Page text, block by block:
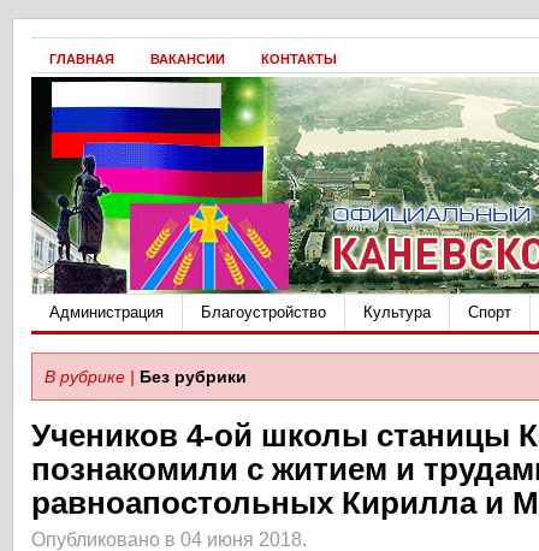
ГЛАВНАЯ ВАКАНСИИ КОНТАКТЫ
Администрация Благоустройство Культура Спорт
В рубрике | Без рубрики
Учеников 4-ой школы станицы
познакомили с житием и
равноапостольных Кирилла и
Опубликовано в 04 июня 2018.